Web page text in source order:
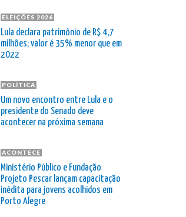
ELEIÇÕES 2026
Lula declara patrimônio de R$ 4,7
milhões; valor é 35% menor que em
2022
POLÍTICA
Um novo encontro entre Lula e o
presidente do Senado deve
acontecer na próxima semana
ACONTECE
Ministério Público e Fundação
Projeto Pescar lançam capacitação
inédita para jovens acolhidos em
Porto Alegre